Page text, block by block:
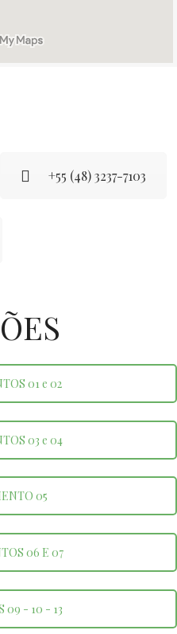
+55 (48) 3237-7103
01 e 02
03 e 04
05
06 E 07
09 - 10 - 13